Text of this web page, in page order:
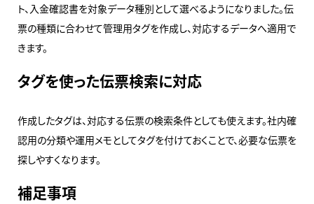
ト、入金確認書を対象データ種別として選べるようになりました。伝
票の種類に合わせて管理用タグを作成し、対応するデータへ適用で
きます。
タグを使った伝票検索に対応
作成したタグは、対応する伝票の検索条件としても使えます。社内確
認用の分類や運用メモとしてタグを付けておくことで、必要な伝票を
探しやすくなります。
補足事項